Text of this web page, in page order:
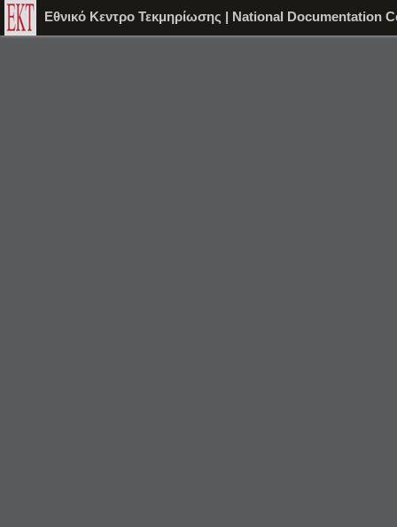
Εθνικό Κεντρο Τεκμηρίωσης | National Documentation